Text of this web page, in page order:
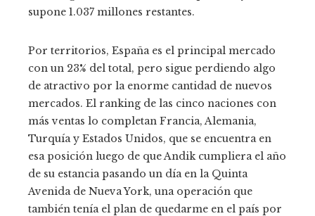
supone 1.037 millones restantes.
Por territorios, España es el principal mercado
con un 23% del total, pero sigue perdiendo algo
de atractivo por la enorme cantidad de nuevos
mercados. El ranking de las cinco naciones con
más ventas lo completan Francia, Alemania,
Turquía y Estados Unidos, que se encuentra en
esa posición luego de que Andik cumpliera el año
de su estancia pasando un día en la Quinta
Avenida de Nueva York, una operación que
también tenía el plan de quedarme en el país por